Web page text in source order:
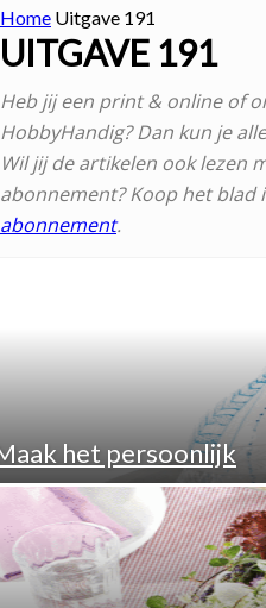
Home Uitgave 191
UITGAVE 191
Heb jij een print & online of
HobbyHandig? Dan kun je
Wil jij de artikelen ook lezen
abonnement? Koop het blad
abonnement.
het persoonlijk